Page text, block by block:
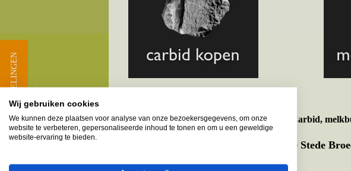
Melkbusshop.nl HET verkooppunt voor Carbid,
Provincie Noord-Holland - Gemeente Stede
★ BEOORDELINGEN
Wij gebruiken cookies
We kunnen deze plaatsen voor analyse van onze bezoekersgegevens, om onze
website te verbeteren, gepersonaliseerde inhoud te tonen en om u een geweldige
website-ervaring te bieden.